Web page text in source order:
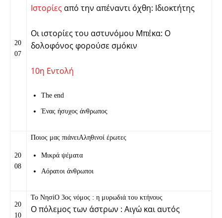
20
07
Ιστορίες από την απέναντι όχθη: Ιδιοκτήτης
Οι ιστορίες του αστυνόμου Μπέκα: Ο
δολοφόνος φορούσε σμόκιν
10η Εντολή
The end
Ένας ήσυχος άνθρωπος
20
08
Ποιος μας πιάνειΑληθινοί έρωτες
Μικρά ψέματα
Αόρατοι άνθρωποι
20
10
Το ΝησίΟ 3ος νόμος : η μυρωδιά του κτήνους
Ο πόλεμος των άστρων : Αιγώ και αυτός